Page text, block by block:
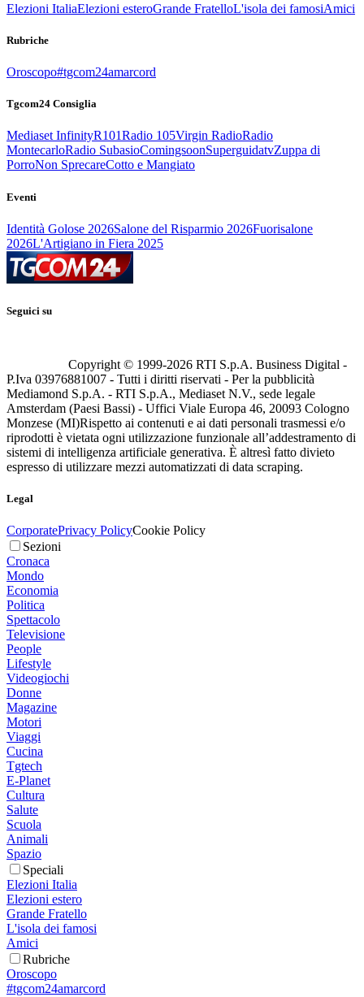
Elezioni ItaliaElezioni esteroGrande FratelloL'isola dei famosiAmici
Rubriche
Oroscopo#tgcom24amarcord
Tgcom24 Consiglia
Mediaset InfinityR101Radio 105Virgin RadioRadio
MontecarloRadio SubasioComingsoonSuperguidatvZuppa di
PorroNon SprecareCotto e Mangiato
Eventi
Identità Golose 2026Salone del Risparmio 2026Fuorisalone
2026L'Artigiano in Fiera 2025
Seguici su
Copyright © 1999-2026 RTI S.p.A. Business Digital -
P.Iva 03976881007 - Tutti i diritti riservati - Per la pubblicità
Mediamond S.p.A. - RTI S.p.A., Mediaset N.V., sede legale
Amsterdam (Paesi Bassi) - Uffici Viale Europa 46, 20093 Cologno
Monzese (MI)Rispetto ai contenuti e ai dati personali trasmessi e/o
riprodotti è vietata ogni utilizzazione funzionale all’addestramento di
sistemi di intelligenza artificiale generativa. È altresì fatto divieto
espresso di utilizzare mezzi automatizzati di data scraping.
Legal
CorporatePrivacy PolicyCookie Policy
Sezioni
Cronaca
Mondo
Economia
Politica
Spettacolo
Televisione
People
Lifestyle
Videogiochi
Donne
Magazine
Motori
Viaggi
Cucina
Tgtech
E-Planet
Cultura
Salute
Scuola
Animali
Spazio
Speciali
Elezioni Italia
Elezioni estero
Grande Fratello
L'isola dei famosi
Amici
Rubriche
Oroscopo
#tgcom24amarcord